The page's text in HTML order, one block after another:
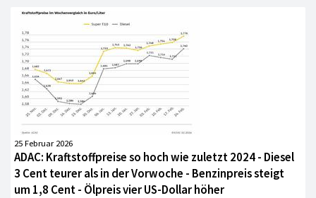
25 Februar 2026
ADAC: Kraftstoffpreise so hoch wie zuletzt 2024 - Diesel
3 Cent teurer als in der Vorwoche - Benzinpreis steigt
um 1,8 Cent - Ölpreis vier US-Dollar höher